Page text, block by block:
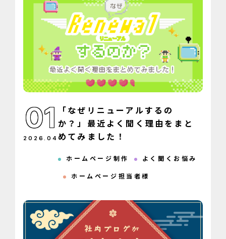
01
2026 .04
「なぜリニューアルするの
か？」最近よく聞く理由をまと
めてみました！
ホームページ制作 よく聞くお悩み
ホームページ担当者様